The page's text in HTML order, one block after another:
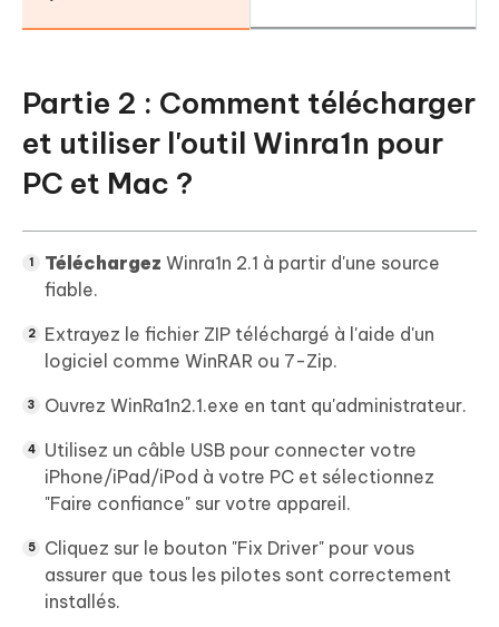
Partie 2 : Comment télécharger
et utiliser l'outil Winra1n pour
PC et Mac ?
Téléchargez Winra1n 2.1 à partir d'une source
fiable.
Extrayez le fichier ZIP téléchargé à l'aide d'un
logiciel comme WinRAR ou 7-Zip.
Ouvrez WinRa1n2.1.exe en tant qu'administrateur.
Utilisez un câble USB pour connecter votre
iPhone/iPad/iPod à votre PC et sélectionnez
"Faire confiance" sur votre appareil.
Cliquez sur le bouton "Fix Driver" pour vous
assurer que tous les pilotes sont correctement
installés.